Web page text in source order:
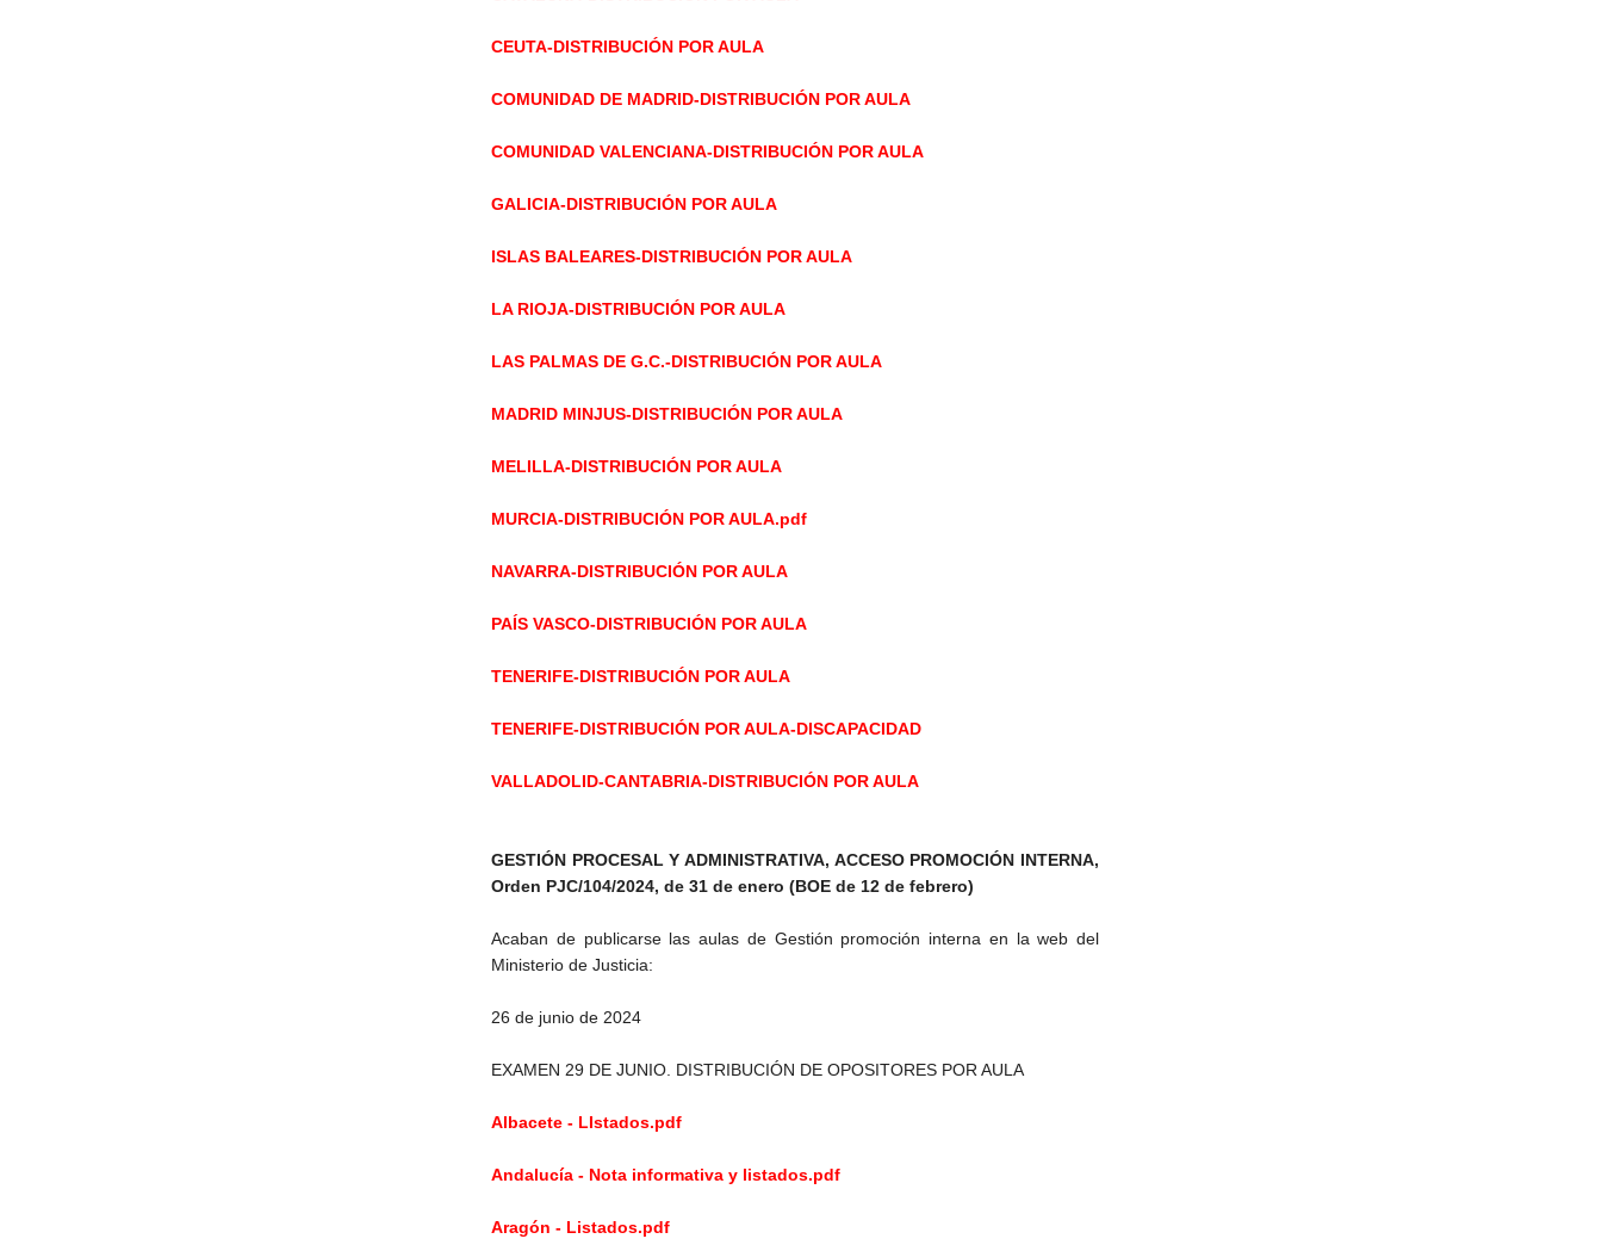
CEUTA-DISTRIBUCIÓN POR AULA
COMUNIDAD DE MADRID-DISTRIBUCIÓN POR AULA
COMUNIDAD VALENCIANA-DISTRIBUCIÓN POR AULA
GALICIA-DISTRIBUCIÓN POR AULA
ISLAS BALEARES-DISTRIBUCIÓN POR AULA
LA RIOJA-DISTRIBUCIÓN POR AULA
LAS PALMAS DE G.C.-DISTRIBUCIÓN POR AULA
MADRID MINJUS-DISTRIBUCIÓN POR AULA
MELILLA-DISTRIBUCIÓN POR AULA
MURCIA-DISTRIBUCIÓN POR AULA.pdf
NAVARRA-DISTRIBUCIÓN POR AULA
PAÍS VASCO-DISTRIBUCIÓN POR AULA
TENERIFE-DISTRIBUCIÓN POR AULA
TENERIFE-DISTRIBUCIÓN POR AULA-DISCAPACIDAD
VALLADOLID-CANTABRIA-DISTRIBUCIÓN POR AULA
GESTIÓN PROCESAL Y ADMINISTRATIVA, ACCESO PROMOCIÓN INTERNA,
Orden PJC/104/2024, de 31 de enero (BOE de 12 de febrero)
Acaban de publicarse las aulas de Gestión promoción interna en la web del
Ministerio de Justicia:
26 de junio de 2024
EXAMEN 29 DE JUNIO. DISTRIBUCIÓN DE OPOSITORES POR AULA
Albacete - LIstados.pdf
Andalucía - Nota informativa y listados.pdf
Aragón - Listados.pdf